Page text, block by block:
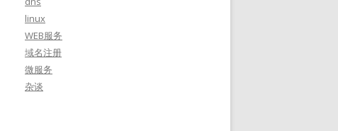
linux
WEB服务
域名注册
微服务
杂谈